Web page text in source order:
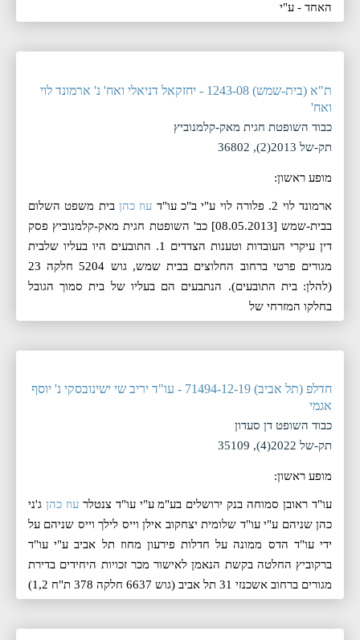
האחד - ע"י
ת"א (בית-שמש) 1243-08 - יחזקאל דניאלי ואח' נ' ארמונד לוי
ואח'
כבוד השופטת חגית מאק-קלמנוביץ
תק-של 2013(2), 36802
מופע ראשון:
ארמונד לוי 2. פלורה לוי ע"י ב"כ עו"ד עוז כהן בית משפט השלום
בבית-שמש [08.05.2013] כב' השופטת חגית מאק-קלמנוביץ פסק
דין עיקרי העובדות וטענות הצדדים 1. התובעים היו בעליו שלבית
מגורים פרטי ברחוב החלוצים בבית שמש, גוש 5204 חלקה 23
(להלן: בית התובעים). הנתבעים הם בעליו של בית סמוך הגובל
בחלקו המזרחי של
חדלפ (תל אביב) 71494-12-19 - עו"ד יריב שי ישינובסקי נ' יוסף
אגמי
כבוד השופט דן סעדון
תק-של 2022(4), 35109
מופע ראשון:
עו"ד ראובן סמוחה בנק ירושלים בע"מ ע"י עו"ד צנטלרעוז כהן ג'ני
כהן שניהם ע"י עו"ד שלומית יצחקוב אילן וייס לילך וייס שניהם על
ידי עו"ד הדס ממונה על חדלות פירעון מחוז תל אביב ע"י עו"ד
ברקוביץ החלטה בקשת הנאמן לאישור מכר זכויות היחידים בדירת
מגורים ברחוב אשכנזי 31 תל אביב (גוש 6637 חלקה 378 ת"ח 1,2)